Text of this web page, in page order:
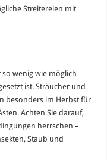
Streitereien mit
so wenig wie möglich
ist. Sträucher und
besonders im Herbst für
Achten Sie darauf,
herrschen –
Staub und